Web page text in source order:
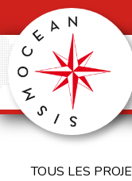
TOUS LES